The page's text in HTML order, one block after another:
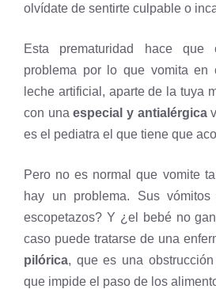
olvídate de sentirte culpable o
Esta prematuridad hace
problema por lo que vomita en
leche artificial, aparte de la tuya
con unaespecial y antialérgica
es el pediatra el que tiene que
Pero no es normal que vomite
hay un problema. Sus
escopetazos? Y ¿el bebé no
caso puede tratarse de una
pilórica, que es una
que impide el paso de los